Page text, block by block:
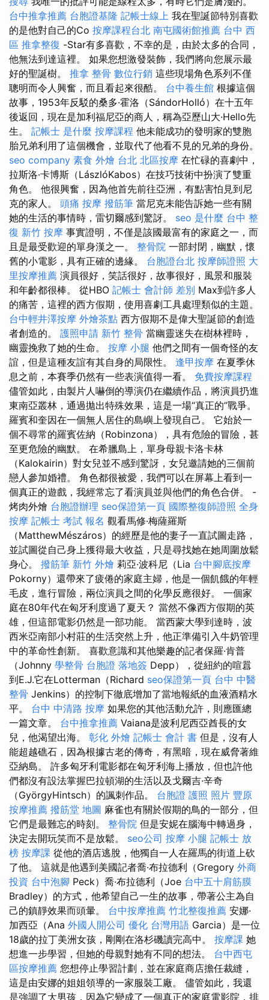
台中推拿推薦 台胞證基隆 記帳士線上 我在聖誕節特別喜歡
的是他對自己的Co 按摩課程台北 南屯國術館推薦 台中 西
區 推拿整復 -Star有多喜歡，不幸的是，由於太多的合同，
他無法到達這裡。 如果您想激發裝飾，我們將向您展示最
好的聖誕樹。 推拿 整骨 數位行銷 這些現場角色系列不僅
聰明而令人興奮，而且看起來很酷。 台中養生館 根據這個
故事，1953年反駁的桑多·霍洛（SándorHolló）在十五年
後返回，現在是加利福尼亞的商人，稱為亞歷山大·Hello先
生。 記帳士 是什麼 按摩課程 他未能成功的發明家的雙胞
胎兄弟利用了這個機會，並取代了他看不見的兄弟的身份。
seo company 素食 外燴 台北 北區按摩 在忙碌的喜劇中，
拉斯洛·卡博斯（LászlóKabos）在技巧技術中扮演了雙重
角色。 他很興奮，因為他首先前往亞洲，有點害怕見到尼
克的家人。 頭痛 按摩 撥筋筆 當尼克未能告訴她一些有關
她的生活的事情時，雷切爾感到驚訝。 seo 是什麼 台中 整
復 新竹 按摩 事實證明，不僅是該國最富有的家庭之一，而
且是最受歡迎的單身漢之一。 整骨院 一部封閉，幽默，懷
舊的小電影，具有正確的邊緣。 台胞證台北 按摩師證照 大
里按摩推薦 演員很好，笑話很好，故事很好，風景和服裝
和年齡都很棒。 從HBO 記帳士 會計師 差別 Max到許多人
的痛苦，這裡的西方假期，使用喜劇工具處理類似的主題。
台中輕井澤按摩 外燴茶點 西方假期不是偉大聖誕節的創造
者創造的。 護照申請 新竹 整骨 當幽靈迷失在樹林裡時，
幽靈挽救了她的生命。 按摩 小腿 他們之間有一個奇怪的友
誼，但是這種友誼有其自身的局限性。 逢甲按摩 在夏季休
息之前，本賽季仍然有一些表演值得一看。 免費按摩課程
儘管如此，由製片人嚇倒的導演仍在繼續作品，將演員扔進
東南亞叢林，通過拋出特殊效果，這是一場“真正的”戰爭。
羅賓和奎因在一個無人居住的島嶼上發現自己。 它始於一
個不尋常的羅賓佐納（Robinzona），具有危險的冒險，甚
至更危險的幽默。 在希臘島上，單身母親卡洛卡林
（Kalokairin）對女兒並不感到驚訝，女兒邀請她的三個前
戀人參加婚禮。 角色都很被愛，我們可以在屏幕上看到一
個真正的遊戲，我經常忘了看演員並與他們的角色合併。 -
烤肉外燴 台胞證辦理 seo保證第一頁 國際整復師證照 全身
按摩 記帳士 考試 報名 觀看馬修·梅薩羅斯
（MatthewMészáros）的經歷是他的妻子一直試圖走路，
並試圖從自己身上獲得最大收益，只是尋找她在她周圍放鬆
身心。 撥筋筆 新竹 外燴 莉亞·波科尼（Lia 台中腳底按摩
Pokorny）還帶來了疲倦的家庭主婦，他是一個飢餓的年輕
毛皮，進行冒險，兩位演員之間的化學反應很好。 一個家
庭在80年代在匈牙利度過了夏天？ 當然不像西方假期的英
雄，但這部電影仍然是一部功能。 當西蒙大學到達時，波
西米亞南部小村莊的生活突然上升，他正準備引入牛奶管理
中的革命性創新。 喜歡意識和其他樂趣的記者保羅·肯普
（Johnny 學整骨 台胞證 落地簽 Depp），從紐約的喧囂
到E.J.它在Lotterman（Richard seo保證第一頁 台中 中醫
整骨 Jenkins）的控制下徹底增加了當地報紙的血液酒精水
平。 台中 中清路 按摩 如果您的其他活動允許，則應匯總
一篇文章。 台中推拿推薦 Vaiana是波利尼西亞酋長的女
兒，他渴望出海。 彰化 外燴 記帳士 會計 書 但是，沒有人
能超越礁石，因為根據古老的傳奇，有黑暗，現在威脅著維
亞納島。 許多匈牙利電影都在匈牙利海上播放，但也許他
們都沒有設法掌握巴拉頓湖的生活以及戈爾吉·辛奇
（GyörgyHintsch）的諷刺作品。 台胞證 護照 照片 豐原
按摩推薦 撥筋堂 地圖 麻雀也有關於假期的鳥的一部分，但
它們是最難忘的時刻。 整骨院 但是安妮在腦海中轉過身，
決定去開玩笑而不是放鬆。 seo公司 按摩 小腿 記帳士 放
榜 按摩課 從他的酒店逃脫，他獨自一人在羅馬的街道上砍
了他。 這就是他遇到美國記者喬·布拉德利（Gregory 外商
投資 台中泡腳 Peck）喬·布拉德利（Joe 台中五十肩筋膜
Bradley）的方式，他希望自己一生的故事，帶著公主為自
己的鎮靜效果而頭暈。 台中按摩推薦 竹北整復推薦 安娜·
加西亞（Ana 外國人開公司 優化 台灣用語 Garcia）是一位
18歲的拉丁美洲女孩，剛剛在洛杉磯讀完高中。 按摩課 她
想進一步學習，但她的母親對她有不同的想法。 台中西屯
區按摩推薦 您想停止學習計劃，並在家庭商店擔任裁縫，
這是由安娜的姐姐領導的一家服裝工廠。 儘管如此，我還
是強調了大男孩，因為它變成了一個真正的家庭電影院，排